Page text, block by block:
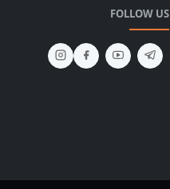
FOLLOW US